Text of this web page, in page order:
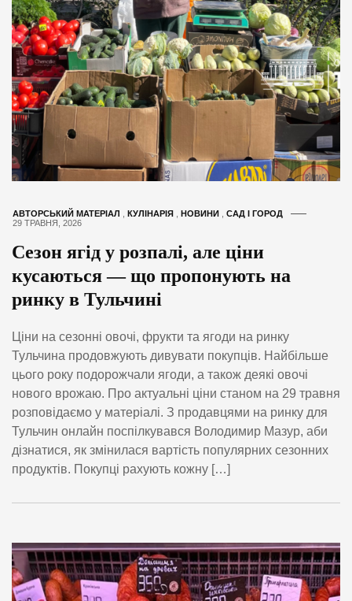
АВТОРСЬКИЙ МАТЕРІАЛ КУЛІНАРІЯ НОВИНИ
САД І ГОРОД
29 ТРАВНЯ, 2026
Сезон ягід у розпалі, але ціни
кусаються — що пропонують на
ринку в Тульчині
Ціни на сезонні овочі, фрукти та ягоди на ринку
Тульчина продовжують дивувати покупців. Найбільше
цього року подорожчали ягоди, а також деякі овочі
нового врожаю. Про актуальні ціни станом на 29 травня
розповідаємо у матеріалі. З продавцями на ринку для
Тульчин онлайн поспілкувався Володимир Мазур, аби
дізнатися, як змінилася вартість популярних сезонних
продуктів. Покупці рахують кожну […]